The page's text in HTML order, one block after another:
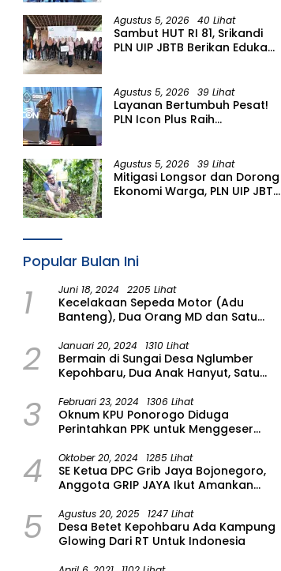
Agustus 5, 2026 40 Lihat
Sambut HUT RI 81, Srikandi
PLN UIP JBTB Berikan Edukasi
Perempuan Tangguh
Bencana di Kampung Aren
Simacan Banyuwangi
Agustus 5, 2026 39 Lihat
Layanan Bertumbuh Pesat!
PLN Icon Plus Raih
Agustus 5, 2026 39 Lihat
Mitigasi Longsor dan Dorong
Ekonomi Warga, PLN UIP JBTB
Popular Bulan Ini
1 Juni 18, 2024 2205 Lihat
Kecelakaan Sepeda Motor (Adu
Banteng), Dua Orang MD dan Satu
2 Januari 20, 2024 1310 Lihat
Bermain di Sungai Desa Nglumber
Kepohbaru, Dua Anak Hanyut, Satu
Masih Dalam Pencarian
3 Februari 23, 2024 1306 Lihat
Oknum KPU Ponorogo Diduga
Perintahkan PPK untuk Menggeser
Provinsi Asal Partai Gerindra
4 Oktober 20, 2024 1285 Lihat
SE Ketua DPC Grib Jaya Bojonegoro,
Anggota GRIP JAYA Ikut Amankan
Wilayah Bojonegoro
5 Agustus 20, 2025 1247 Lihat
Desa Betet Kepohbaru Ada Kampung
Glowing Dari RT Untuk Indonesia